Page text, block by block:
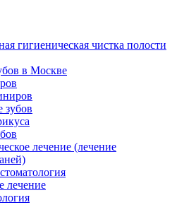
гигиеническая чистка полости
в Москве
зубов
лечение (лечение
лечение